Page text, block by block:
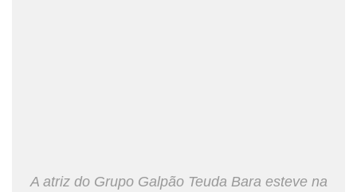
A atriz do Grupo Galpão Teuda Bara esteve na